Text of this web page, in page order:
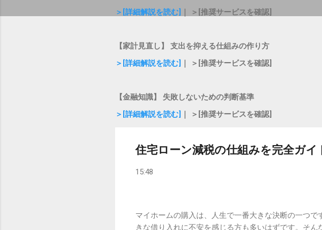
＞[詳細解説を読む]
｜ ＞[推奨サービスを確認]
【家計見直し】 支出を抑える仕組みの作り方
＞[詳細解説を読む]
｜ ＞[推奨サービスを確認]
【金融知識】 失敗しないための判断基準
＞[詳細解説を読む]
｜ ＞[推奨サービスを確認]
住宅ローン減税の仕組みを完全ガ
15:48
マイホームの購入は、人生で一番大きな決断の一つ
きな借り入れに不安を感じる方も多いはずです。そ